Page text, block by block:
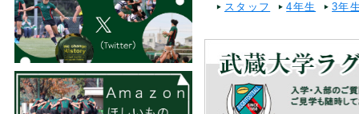
スタッフ 4年生 3年